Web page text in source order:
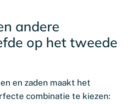
andere
op het tweede
en zaden maakt het
combinatie te kiezen: